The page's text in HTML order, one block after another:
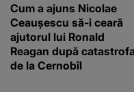
Cum a ajuns Nicolae
Ceaușescu să-i ceară
ajutorul lui Ronald
Reagan după catastrofa
de la Cernobîl